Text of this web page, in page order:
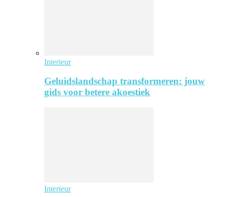
Interieur
Geluidslandschap transformeren: jouw
gids voor betere akoestiek
Interieur